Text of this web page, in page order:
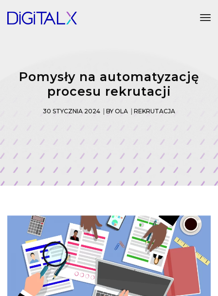
Pomysły na automatyzację
procesu rekrutacji
30 STYCZNIA 2024 BYOLA REKRUTACJA